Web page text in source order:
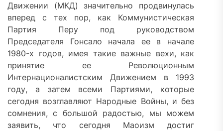
Движении (МКД) значительно продвинулась
вперед с тех пор, как Коммунистическая
Партия Перу под руководством
Председателя Гонсало начала ее в начале
1980-х годов, имея такие важные вехи, как
принятие ее Революционным
Интернационалистским Движением в 1993
году, а затем всеми Партиями, которые
сегодня возглавляют Народные Войны, и без
сомнения, с большой радостью, мы можем
заявить, что сегодня Маоизм достиг